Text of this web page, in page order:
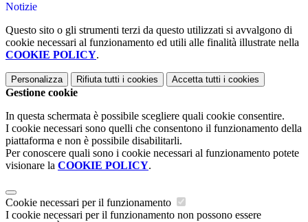
Notizie
Questo sito o gli strumenti terzi da questo utilizzati si avvalgono di
cookie necessari al funzionamento ed utili alle finalità illustrate nella
COOKIE POLICY.
Personalizza Rifiuta tutti i cookies Accetta tutti i cookies
Gestione cookie
In questa schermata è possibile scegliere quali cookie consentire.
I cookie necessari sono quelli che consentono il funzionamento della
piattaforma e non è possibile disabilitarli.
Per conoscere quali sono i cookie necessari al funzionamento potete
visionare la COOKIE POLICY.
Cookie necessari per il funzionamento
I cookie necessari per il funzionamento non possono essere